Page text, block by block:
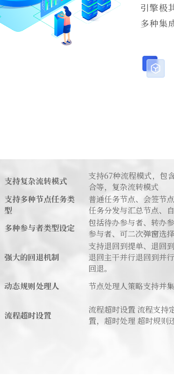
引擎极
多种集
支持复杂流转模式
支持67种流程模式，包
合等，复杂流转模式
支持多种节点任务类
型
普通任务节点、会签节
任务分发与汇总节点、
多种参与者类型设定
包括待办参与者、转办
参与者、可二次弹窗选择
强大的回退机制
支持退回到提单、退回
退回主干并行退回到并
回退。
动态规则处理人 节点处理人策略支持并
流程超时设置
流程超时设置 流程支持
置，超时处理 超时规则